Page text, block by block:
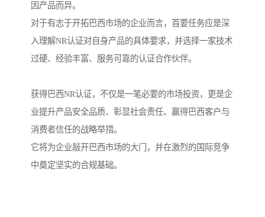
因产品而异。
对于有志于开拓巴西市场的企业而言，首要任务应是深
入理解NR认证对自身产品的具体要求，并选择一家技术
过硬、经验丰富、服务可靠的认证合作伙伴。
获得巴西NR认证，不仅是一笔必要的市场投资，更是企
业提升产品安全品质、彰显社会责任、赢得巴西客户与
消费者信任的战略举措。
它将为企业敲开巴西市场的大门，并在激烈的国际竞争
中奠定坚实的合规基础。